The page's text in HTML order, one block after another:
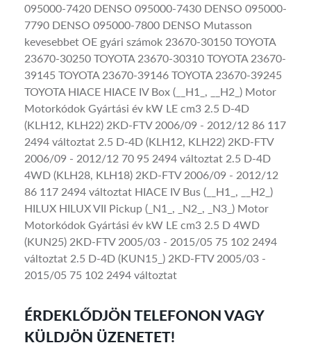
095000-7420 DENSO 095000-7430 DENSO 095000-
7790 DENSO 095000-7800 DENSO Mutasson
kevesebbet OE gyári számok 23670-30150 TOYOTA
23670-30250 TOYOTA 23670-30310 TOYOTA 23670-
39145 TOYOTA 23670-39146 TOYOTA 23670-39245
TOYOTA HIACE HIACE IV Box (__H1_, __H2_) Motor
Motorkódok Gyártási év kW LE cm3 2.5 D-4D
(KLH12, KLH22) 2KD-FTV 2006/09 - 2012/12 86 117
2494 változtat 2.5 D-4D (KLH12, KLH22) 2KD-FTV
2006/09 - 2012/12 70 95 2494 változtat 2.5 D-4D
4WD (KLH28, KLH18) 2KD-FTV 2006/09 - 2012/12
86 117 2494 változtat HIACE IV Bus (__H1_, __H2_)
HILUX HILUX VII Pickup (_N1_, _N2_, _N3_) Motor
Motorkódok Gyártási év kW LE cm3 2.5 D 4WD
(KUN25) 2KD-FTV 2005/03 - 2015/05 75 102 2494
változtat 2.5 D-4D (KUN15_) 2KD-FTV 2005/03 -
2015/05 75 102 2494 változtat
ÉRDEKLŐDJÖN TELEFONON VAGY
KÜLDJÖN ÜZENETET!